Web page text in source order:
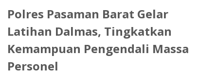
Polres Pasaman Barat Gelar
Latihan Dalmas, Tingkatkan
Kemampuan Pengendali Massa
Personel